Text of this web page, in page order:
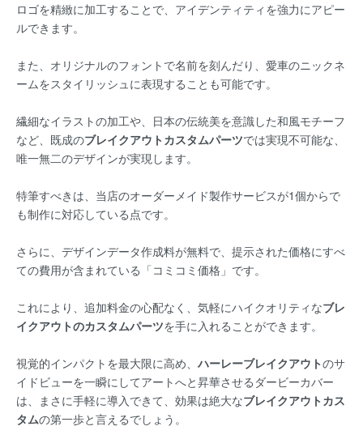
ロゴを精緻に加工することで、アイデンティティを強力にアピー
ルできます。
また、オリジナルのフォントで名前を刻んだり、愛車のニックネ
ームをスタイリッシュに表現することも可能です。
繊細なイラストの加工や、日本の伝統美を意識した和風モチーフ
など、既成のブレイクアウトカスタムパーツでは実現不可能な、
唯一無二のデザインが実現します。
特筆すべきは、当店のオーダーメイド製作サービスが1個からで
も制作に対応している点です。
さらに、デザインデータ作成料が無料で、提示された価格にすべ
ての費用が含まれている「コミコミ価格」です。
これにより、追加料金の心配なく、気軽にハイクオリティなブレ
イクアウトのカスタムパーツを手に入れることができます。
視覚的インパクトを最大限に高め、 ハーレーブレイクアウトのサ
イドビューを一瞬にしてアートへと昇華させるダービーカバー
は、まさに手軽に導入できて、効果は絶大なブレイクアウトカス
タムの第一歩と言えるでしょう。